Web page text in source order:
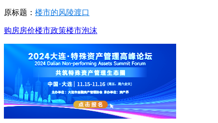
原标题： 楼市的风陵渡口
购房房价楼市政策楼市泡沫